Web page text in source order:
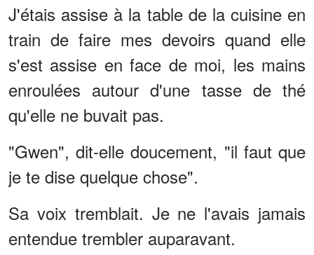
J'étais assise à la table de la cuisine en
train de faire mes devoirs quand elle
s'est assise en face de moi, les mains
enroulées autour d'une tasse de thé
qu'elle ne buvait pas.
"Gwen", dit-elle doucement, "il faut que
je te dise quelque chose".
Sa voix tremblait. Je ne l'avais jamais
entendue trembler auparavant.